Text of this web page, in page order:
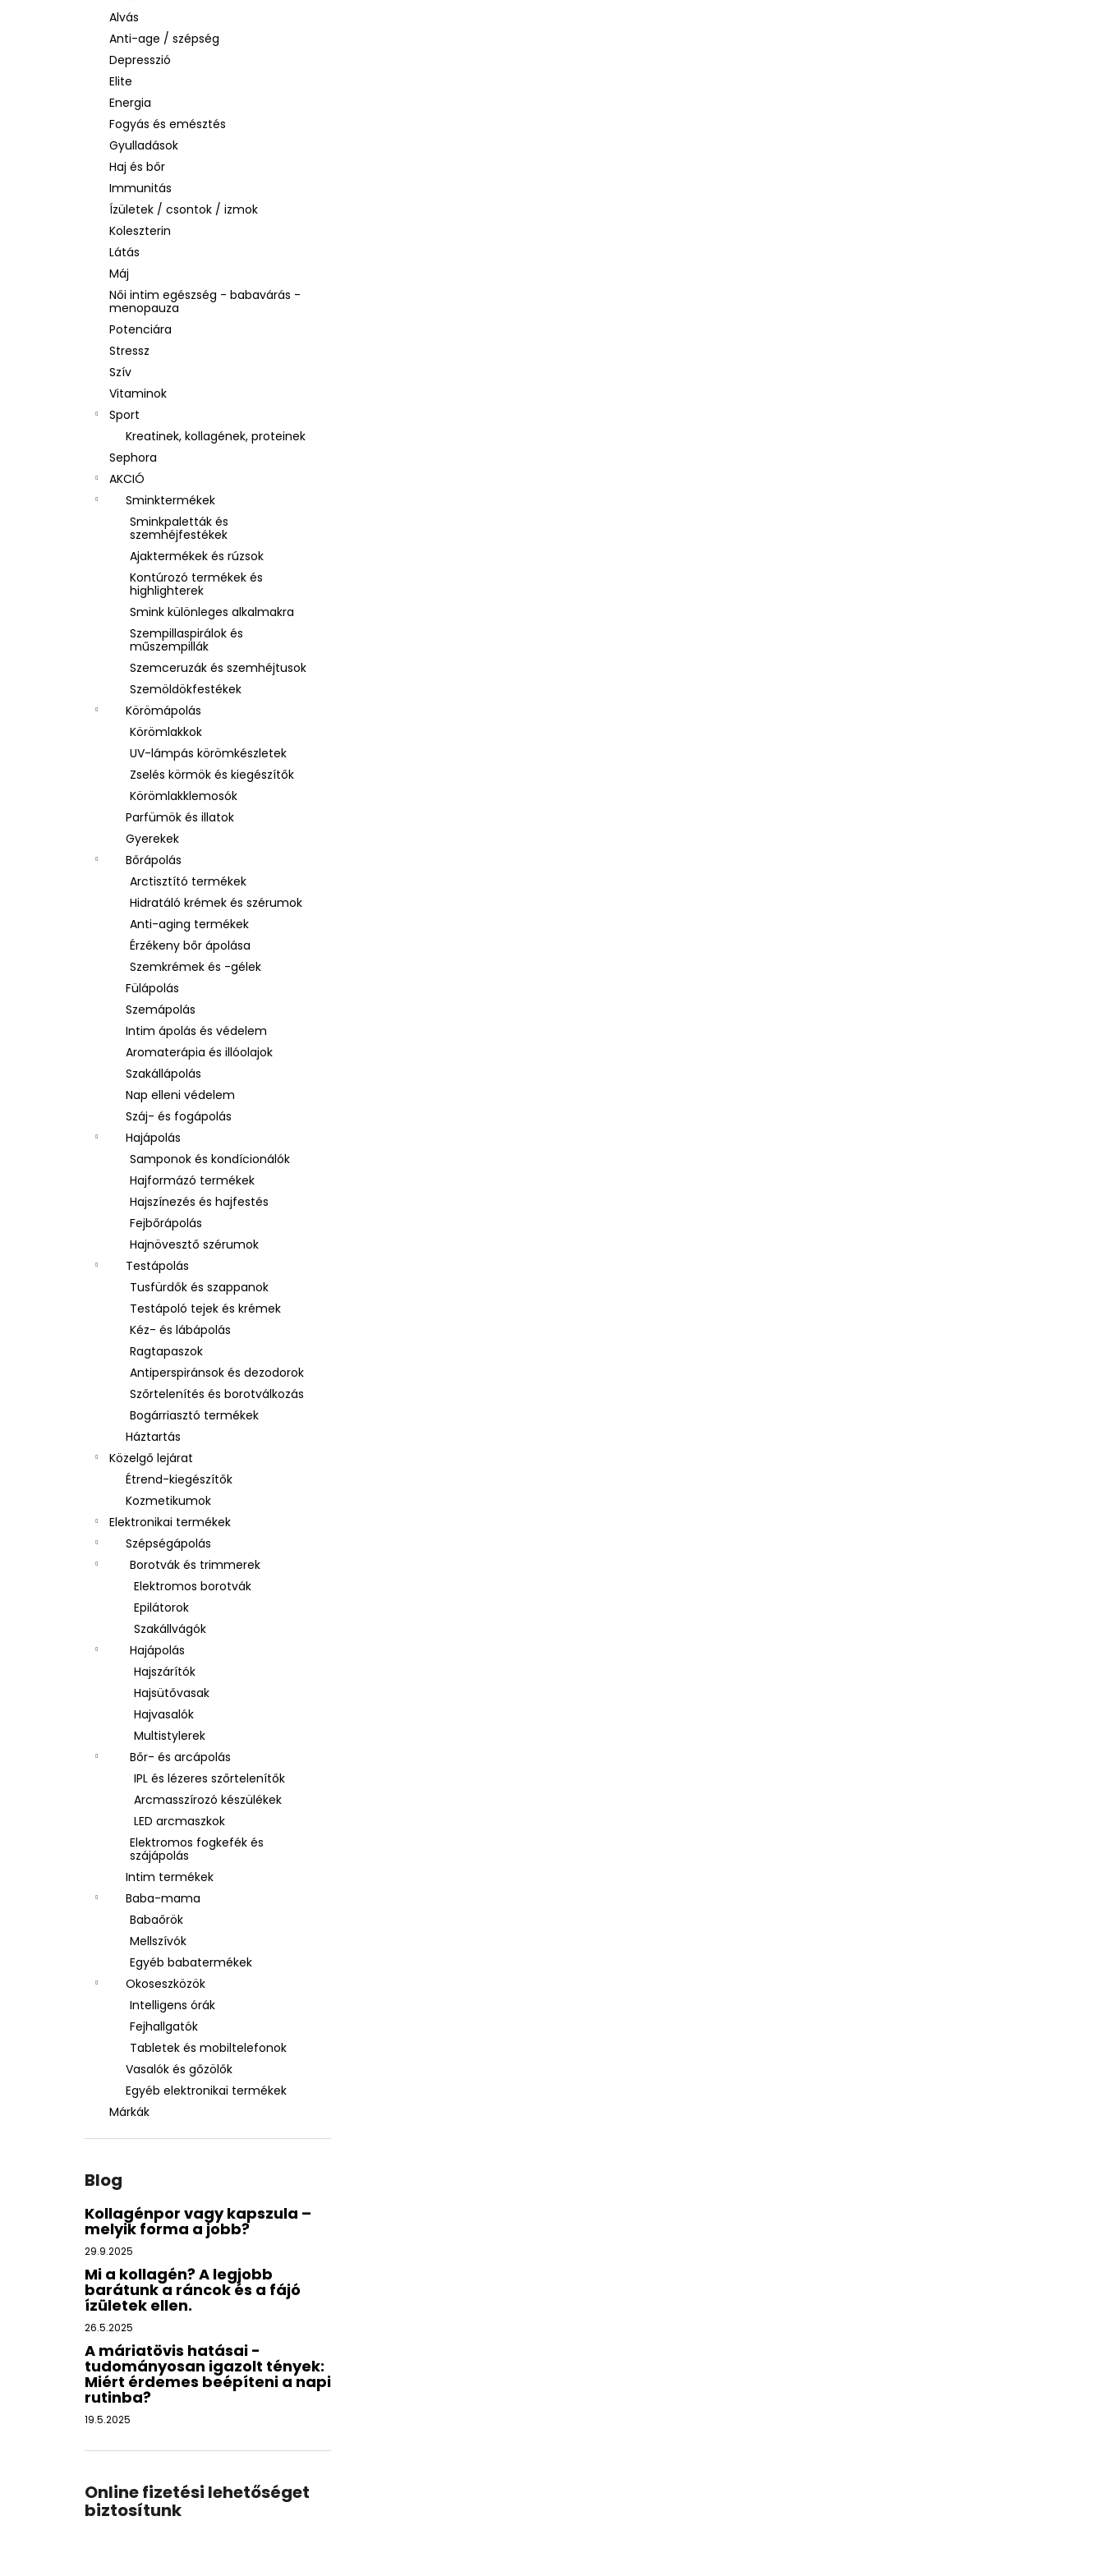
Alvás
Anti-age / szépség
Depresszió
Elite
Energia
Fogyás és emésztés
Gyulladások
Haj és bőr
Immunitás
Ízületek / csontok / izmok
Koleszterin
Látás
Máj
Női intim egészség - babavárás -
menopauza
Potenciára
Stressz
Szív
Vitaminok
Sport
Kreatinek, kollagének, proteinek
Sephora
AKCIÓ
Sminktermékek
Sminkpaletták és
szemhéjfestékek
Ajaktermékek és rúzsok
Kontúrozó termékek és
highlighterek
Smink különleges alkalmakra
Szempillaspirálok és
műszempillák
Szemceruzák és szemhéjtusok
Szemöldökfestékek
Körömápolás
Körömlakkok
UV-lámpás körömkészletek
Zselés körmök és kiegészítők
Körömlakklemosók
Parfümök és illatok
Gyerekek
Bőrápolás
Arctisztító termékek
Hidratáló krémek és szérumok
Anti-aging termékek
Érzékeny bőr ápolása
Szemkrémek és -gélek
Fülápolás
Szemápolás
Intim ápolás és védelem
Aromaterápia és illóolajok
Szakállápolás
Nap elleni védelem
Száj- és fogápolás
Hajápolás
Samponok és kondícionálók
Hajformázó termékek
Hajszínezés és hajfestés
Fejbőrápolás
Hajnövesztő szérumok
Testápolás
Tusfürdők és szappanok
Testápoló tejek és krémek
Kéz- és lábápolás
Ragtapaszok
Antiperspiránsok és dezodorok
Szőrtelenítés és borotválkozás
Bogárriasztó termékek
Háztartás
Közelgő lejárat
Étrend-kiegészítők
Kozmetikumok
Elektronikai termékek
Szépségápolás
Borotvák és trimmerek
Elektromos borotvák
Epilátorok
Szakállvágók
Hajápolás
Hajszárítók
Hajsütővasak
Hajvasalók
Multistylerek
Bőr- és arcápolás
IPL és lézeres szőrtelenítők
Arcmasszírozó készülékek
LED arcmaszkok
Elektromos fogkefék és
szájápolás
Intim termékek
Baba-mama
Babaőrök
Mellszívók
Egyéb babatermékek
Okoseszközök
Intelligens órák
Fejhallgatók
Tabletek és mobiltelefonok
Vasalók és gőzölők
Egyéb elektronikai termékek
Márkák
Blog
Kollagénpor vagy kapszula –
melyik forma a jobb?
29.9.2025
Mi a kollagén? A legjobb
barátunk a ráncok és a fájó
ízületek ellen.
26.5.2025
A máriatövis hatásai -
tudományosan igazolt tények:
Miért érdemes beépíteni a napi
rutinba?
19.5.2025
Online fizetési lehetőséget
biztosítunk
LA ROCHE-POSAY B5 RÁNCTALANÍTÓ
SZÉRUM ÉRZÉKENY BŐRRE, 10 ML
1 760 Ft
Korábbi: 4 580 Ft